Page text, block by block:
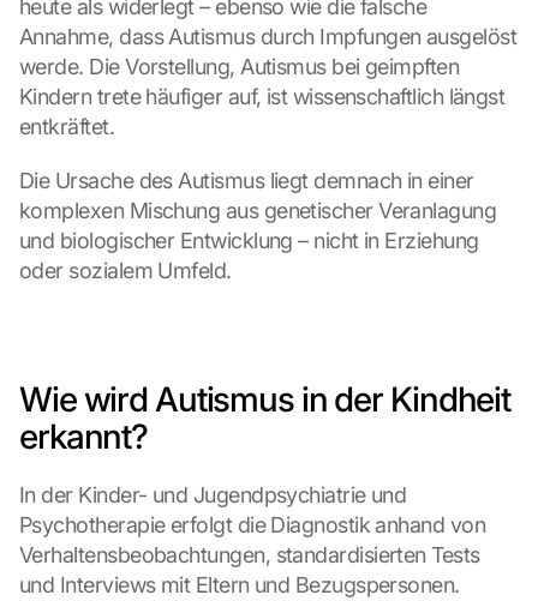
heute als widerlegt – ebenso wie die falsche
Annahme, dass Autismus durch Impfungen ausgelöst
werde. Die Vorstellung, Autismus bei geimpften
Kindern trete häufiger auf, ist wissenschaftlich längst
entkräftet.
Die Ursache des Autismus liegt demnach in einer
komplexen Mischung aus genetischer Veranlagung
und biologischer Entwicklung – nicht in Erziehung
oder sozialem Umfeld.
Wie wird Autismus in der Kindheit
erkannt?
In der Kinder- und Jugendpsychiatrie und
Psychotherapie erfolgt die Diagnostik anhand von
Verhaltensbeobachtungen, standardisierten Tests
und Interviews mit Eltern und Bezugspersonen.